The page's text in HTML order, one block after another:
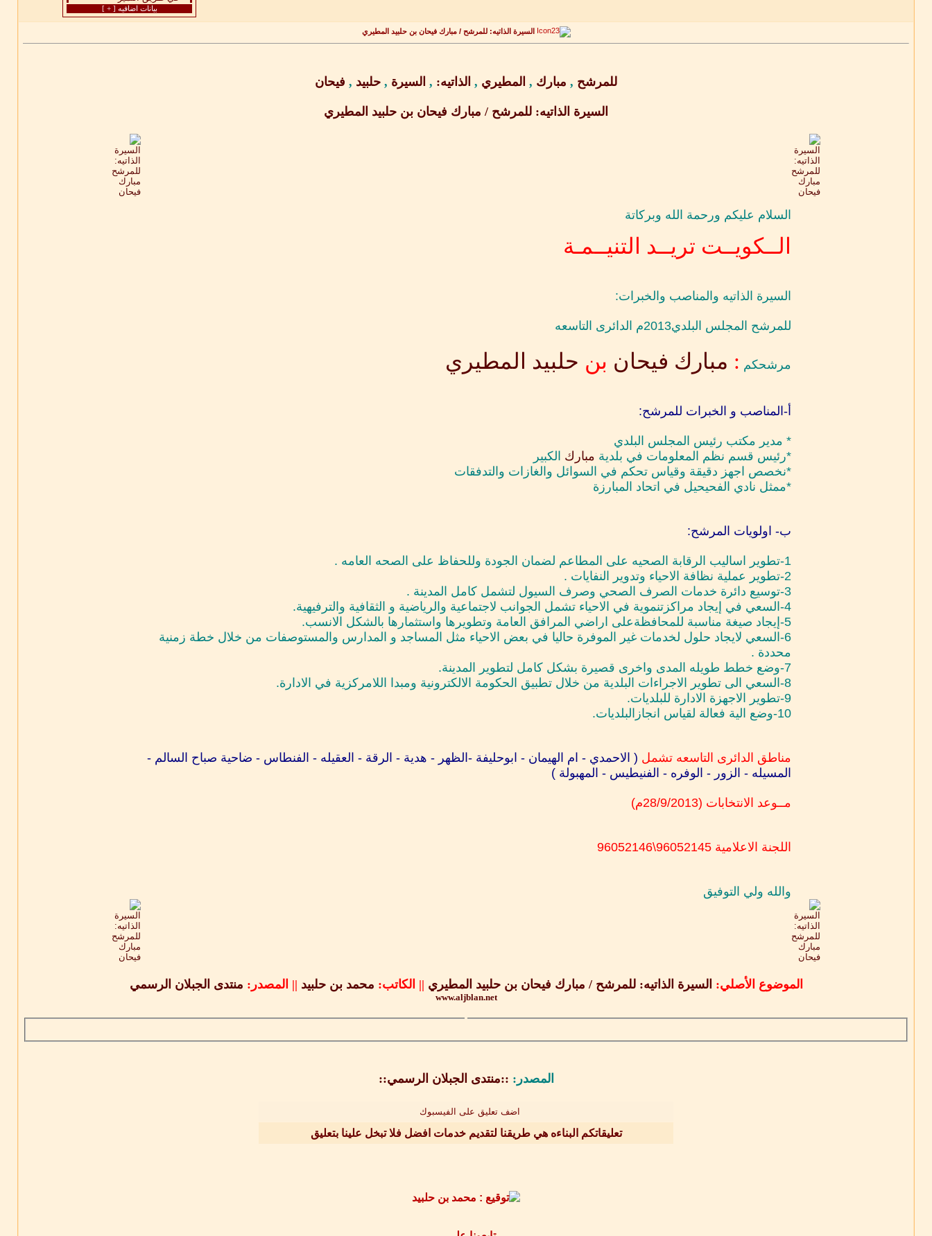
بيانات اضافيه [+
]
السيرة الذاتيه: للمرشح / مبارك فيحان بن حلبيد المطيري
للمرشح , مبارك , المطيري , الذاتيه: , السيرة , حلبيد , فيحان
السيرة الذاتيه: للمرشح / مبارك فيحان بن حلبيد المطيري
السلام عليكم ورحمة الله وبركاتة
الــكويــت تريــد التنيــمـة
السيرة الذاتيه والمناصب والخبرات:
للمرشح المجلس البلدي2013م الدائرى التاسعه
مرشحكم : مبارك فيحان بن حلبيد المطيري
أ-المناصب و الخبرات للمرشح:
* مدير مكتب رئيس المجلس البلدي
*رئيس قسم نظم المعلومات في بلدية مبارك الكبير
*نخصص اجهز دقيقة وقياس تحكم في السوائل والغازات والتدفقات
*ممثل نادي الفحيحيل في اتحاد المبارزة
ب- اولويات المرشح:
1-تطوير اساليب الرقابة الصحيه على المطاعم لضمان الجودة وللحفاظ على الصحه العامه .
2-تطوير عملية نظافة الاحياء وتدوير النفايات .
3-توسيع دائرة خدمات الصرف الصحي وصرف السيول لتشمل كامل المدينة .
4-السعي في إيجاد مراكزتنموية في الاحياء تشمل الجوانب لاجتماعية والرياضية و الثقافية والترفيهية.
5-إيجاد صيغة مناسبة للمحافظةعلى اراضي المرافق العامة وتطويرها واستثمارها بالشكل الانسب.
6-السعي لايجاد حلول لخدمات غير الموفرة حاليا في بعض الاحياء مثل المساجد و المدارس والمستوصفات من خلال خطة زمنية
محددة .
7-وضع خطط طويله المدى واخرى قصيرة بشكل كامل لتطوير المدينة.
8-السعي الى تطوير الاجراءات البلدية من خلال تطبيق الحكومة الالكترونية ومبدا اللامركزية في الادارة.
9-تطوير الاجهزة الادارة للبلديات.
10-وضع الية فعالة لقياس انجازالبلديات.
مناطق الدائرى التاسعه تشمل ( الاحمدي - ام الهيمان - ابوحليفة -الظهر - هدية - الرقة - العقيله - الفنطاس - ضاحية صباح السالم -
المسيله - الزور - الوفره - الفنيطيس - المهبولة )
مــوعد الانتخابات (28/9/2013م)
اللجنة الاعلامية 96052145\96052146
والله ولي التوفيق
الموضوع الأصلي: السيرة الذاتيه: للمرشح / مبارك فيحان بن حلبيد المطيري || الكاتب: محمد بن حلبيد || المصدر: منتدى الجبلان الرسمي
www.aljblan.net
المصدر: ::منتدى الجبلان الرسمي::
اضف تعليق على الفيسبوك
تعليقاتكم البناءه هي طريقنا لتقديم خدمات افضل فلا تبخل علينا بتعليق